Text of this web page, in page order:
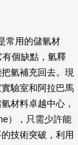
常用的儲氫材
個缺點，氫釋
氫補充回去。現
驗室和阿拉巴馬
材料卓越中心，
），只需少許能
技術突破，利用